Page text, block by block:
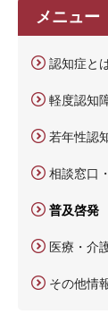
メニュー
認知症と
軽度認知
若年性認
相談窓口
普及啓発
医療・介
その他情